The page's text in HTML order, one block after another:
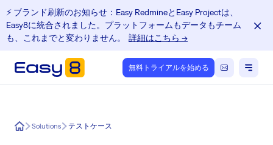
⚡️ ブランド刷新のお知らせ：Easy RedmineとEasy Projectは、
Easy8に統合されました。プラットフォームもデータもチーム
も、これまでと変わりません。
詳細はこちら →
無料トライアルを始める
Easy8Solutions テストケース